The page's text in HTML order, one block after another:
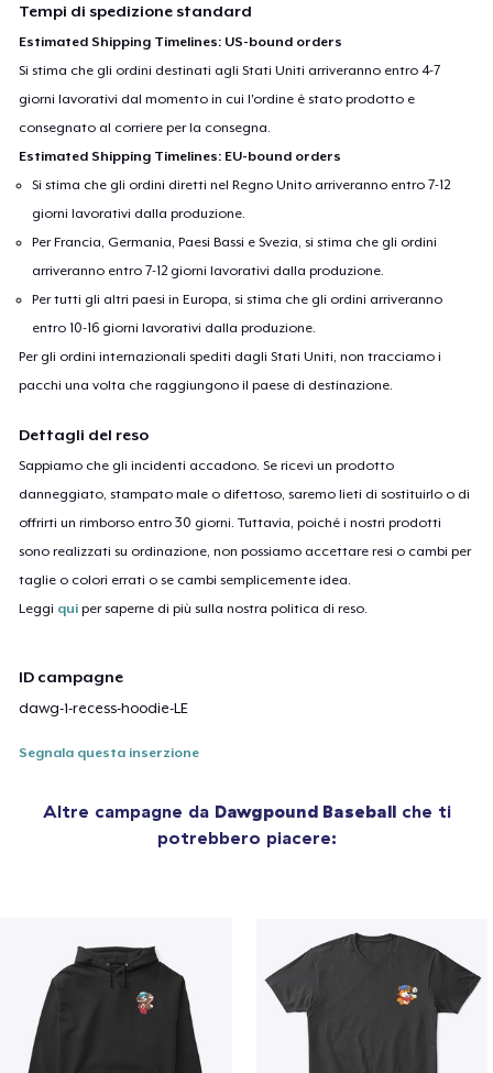
Tempi di spedizione standard
Estimated Shipping Timelines: US-bound orders
Si stima che gli ordini destinati agli Stati Uniti arriveranno entro 4-7
giorni lavorativi dal momento in cui l'ordine è stato prodotto e
consegnato al corriere per la consegna.
Estimated Shipping Timelines: EU-bound orders
Si stima che gli ordini diretti nel Regno Unito arriveranno entro 7-12
giorni lavorativi dalla produzione.
Per Francia, Germania, Paesi Bassi e Svezia, si stima che gli ordini
arriveranno entro 7-12 giorni lavorativi dalla produzione.
Per tutti gli altri paesi in Europa, si stima che gli ordini arriveranno
entro 10-16 giorni lavorativi dalla produzione.
Per gli ordini internazionali spediti dagli Stati Uniti, non tracciamo i
pacchi una volta che raggiungono il paese di destinazione.
Dettagli del reso
Sappiamo che gli incidenti accadono. Se ricevi un prodotto
danneggiato, stampato male o difettoso, saremo lieti di sostituirlo o di
offrirti un rimborso entro 30 giorni. Tuttavia, poiché i nostri prodotti
sono realizzati su ordinazione, non possiamo accettare resi o cambi per
taglie o colori errati o se cambi semplicemente idea.
Leggi qui per saperne di più sulla nostra politica di reso.
ID campagne
dawg-1-recess-hoodie-LE
Segnala questa inserzione
Altre campagne da Dawgpound Baseballche ti
potrebbero piacere: